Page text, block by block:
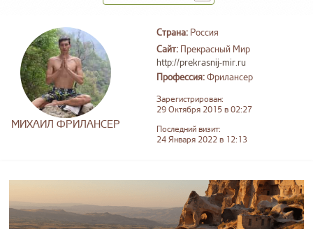
МИХАИЛ ФРИЛАНСЕР
Страна: Россия
Сайт: Прекрасный Мир
http://prekrasnij-mir.ru
Профессия:Фрилансер
Зарегистрирован:
29 Октября 2015 в 02:27
Последний визит:
24 Января 2022 в 12:13